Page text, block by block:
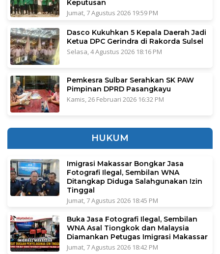
Keputusan
Jumat, 7 Agustus 2026 19:59 PM
Dasco Kukuhkan 5 Kepala Daerah Jadi
Ketua DPC Gerindra di Rakorda Sulsel
Selasa, 4 Agustus 2026 18:16 PM
Pemkesra Sulbar Serahkan SK PAW
Pimpinan DPRD Pasangkayu
Kamis, 26 Februari 2026 16:32 PM
HUKUM
Imigrasi Makassar Bongkar Jasa
Fotografi Ilegal, Sembilan WNA
Ditangkap Diduga Salahgunakan Izin
Tinggal
Jumat, 7 Agustus 2026 18:45 PM
Buka Jasa Fotografi Ilegal, Sembilan
WNA Asal Tiongkok dan Malaysia
Diamankan Petugas Imigrasi Makassar
Jumat, 7 Agustus 2026 18:42 PM